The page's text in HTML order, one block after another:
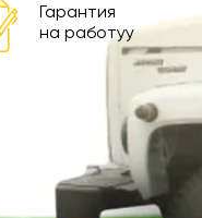
Гарантия
на работуу